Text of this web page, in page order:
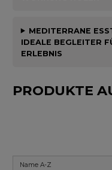
MEDITERRANE
IDEALE BEGLEITER
ERLEBNIS
PRODUKTE